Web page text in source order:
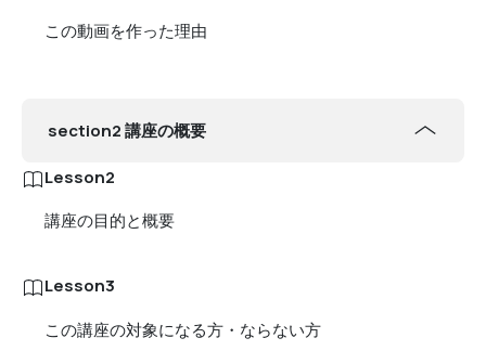
この動画を作った理由
section2 講座の概要
Lesson2
講座の目的と概要
Lesson3
この講座の対象になる方・ならない方